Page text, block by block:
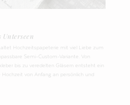
Unterseen
Hochzeitspapeterie mit viel Liebe zum
Semi-Custom-Variante. Von
bis zu veredelten Gläsern entsteht ein
von Anfang an persönlich und